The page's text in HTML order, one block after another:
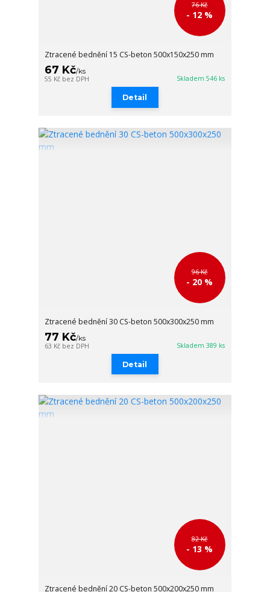
76 Kč
- 12 %
Ztracené bednění 15 CS-beton 500x150x250 mm
67 Kč/ks
55 Kč bez DPH Skladem 546 ks
Detail
96 Kč
- 20 %
Ztracené bednění 30 CS-beton 500x300x250 mm
77 Kč/ks
63 Kč bez DPH Skladem 389 ks
Detail
82 Kč
- 13 %
Ztracené bednění 20 CS-beton 500x200x250 mm